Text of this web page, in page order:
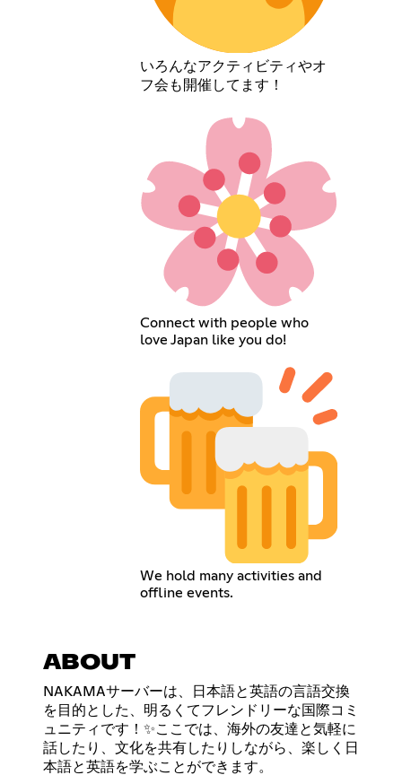
いろんなアクティビティやオ
フ会も開催してます！
Connect with people who
love Japan like you do!
We hold many activities and
offline events.
ABOUT
NAKAMAサーバーは、日本語と英語の言語交換
を目的とした、明るくてフレンドリーな国際コミ
ュニティです！✨ここでは、海外の友達と気軽に
話したり、文化を共有したりしながら、楽しく日
本語と英語を学ぶことができます。